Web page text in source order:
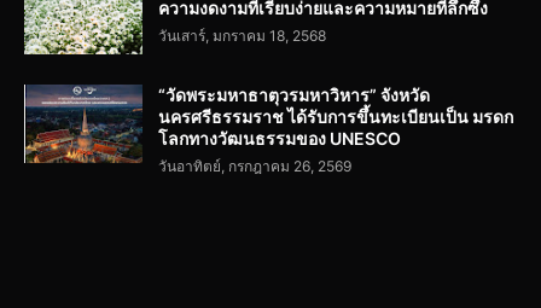
ความงดงามที่เรียบง่ายและความหมายที่ลึกซึ้ง
วันเสาร์, มกราคม 18, 2568
“วัดพระมหาธาตุวรมหาวิหาร” จังหวัด
นครศรีธรรมราช ได้รับการขึ้นทะเบียนเป็น มรดก
โลกทางวัฒนธรรมของ UNESCO
วันอาทิตย์, กรกฎาคม 26, 2569